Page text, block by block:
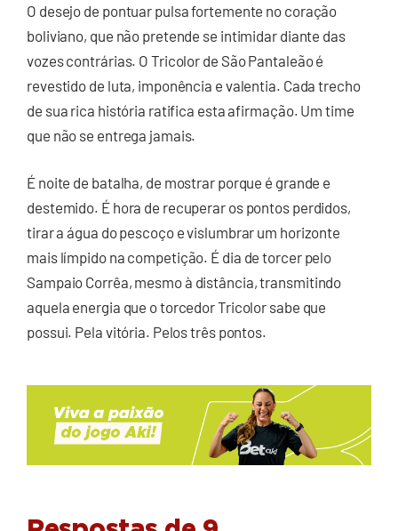
O desejo de pontuar pulsa fortemente no coração
boliviano, que não pretende se intimidar diante das
vozes contrárias. O Tricolor de São Pantaleão é
revestido de luta, imponência e valentia. Cada trecho
de sua rica história ratifica esta afirmação. Um time
que não se entrega jamais.
É noite de batalha, de mostrar porque é grande e
destemido. É hora de recuperar os pontos perdidos,
tirar a água do pescoço e vislumbrar um horizonte
mais límpido na competição. É dia de torcer pelo
Sampaio Corrêa, mesmo à distância, transmitindo
aquela energia que o torcedor Tricolor sabe que
possui. Pela vitória. Pelos três pontos.